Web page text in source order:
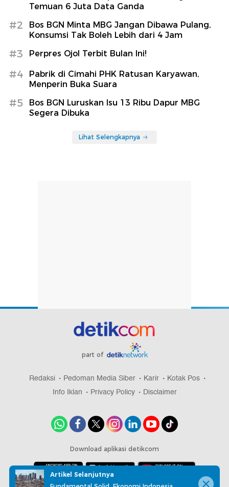
Temuan 6 Juta Data Ganda
#2
Bos BGN Minta MBG Jangan Dibawa Pulang,
Konsumsi Tak Boleh Lebih dari 4 Jam
#3 Perpres Ojol Terbit Bulan Ini!
#4
Pabrik di Cimahi PHK Ratusan Karyawan,
Menperin Buka Suara
#5
Bos BGN Luruskan Isu 13 Ribu Dapur MBG
Segera Dibuka
Lihat Selengkapnya
part of
Redaksi Pedoman Media Siber Karir
Kotak Pos
Info Iklan
Privacy Policy Disclaimer
Download aplikasi detikcom
Artikel Selanjutnya